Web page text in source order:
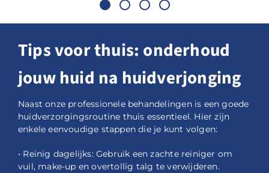
Tips voor thuis: onderhoud
jouw huid na huidverjonging
Naast onze professionele behandelingen is een goede
huidverzorgingsroutine thuis essentieel. Hier zijn
enkele eenvoudige stappen die je kunt volgen:
• Reinig dagelijks: Gebruik een zachte reiniger om
vuil, make-up en overtollig talg te verwijderen.